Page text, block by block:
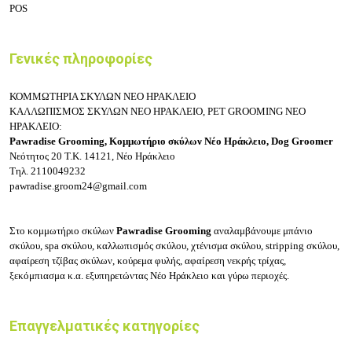
POS
Γενικές πληροφορίες
ΚΟΜΜΩΤΗΡΙΑ ΣΚΥΛΩΝ ΝΕΟ ΗΡΑΚΛΕΙΟ
ΚΑΛΛΩΠΙΣΜΟΣ ΣΚΥΛΩΝ ΝΕΟ ΗΡΑΚΛΕΙΟ, PET GROOMING ΝΕΟ
ΗΡΑΚΛΕΙΟ:
Pawradise Grooming, Κομμωτήριο σκύλων Νέο Ηράκλειο, Dog Groomer
Νεότητος 20 Τ.Κ. 14121, Νέο Ηράκλειο
Τηλ. 2110049232
pawradise.groom24@gmail.com
Στο κομμωτήριο σκύλων Pawradise Grooming αναλαμβάνουμε μπάνιο
σκύλου, spa σκύλου, καλλωπισμός σκύλου, χτένισμα σκύλου, stripping σκύλου,
αφαίρεση τζίβας σκύλων, κούρεμα φυλής, αφαίρεση νεκρής τρίχας,
ξεκόμπιασμα κ.α. εξυπηρετώντας Νέο Ηράκλειο και γύρω περιοχές.
Επαγγελματικές κατηγορίες